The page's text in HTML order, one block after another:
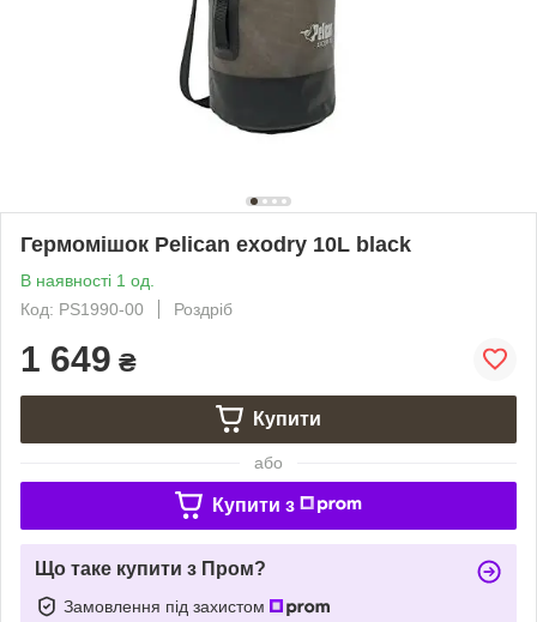
Гермомішок Pelican exodry 10L black
В наявності 1 од.
Код: PS1990-00
Роздріб
1 649 ₴
Купити
або
Купити з
Що таке купити з Пром?
Замовлення під захистом